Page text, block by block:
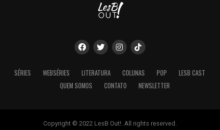
SÉRIES WEBSÉRIES LITERATURA COLUNAS POP
LESB CAST
QUEM SOMOS
CONTATO NEWSLETTER
Copyright © 2022 LesB Out!. All rights reserved.